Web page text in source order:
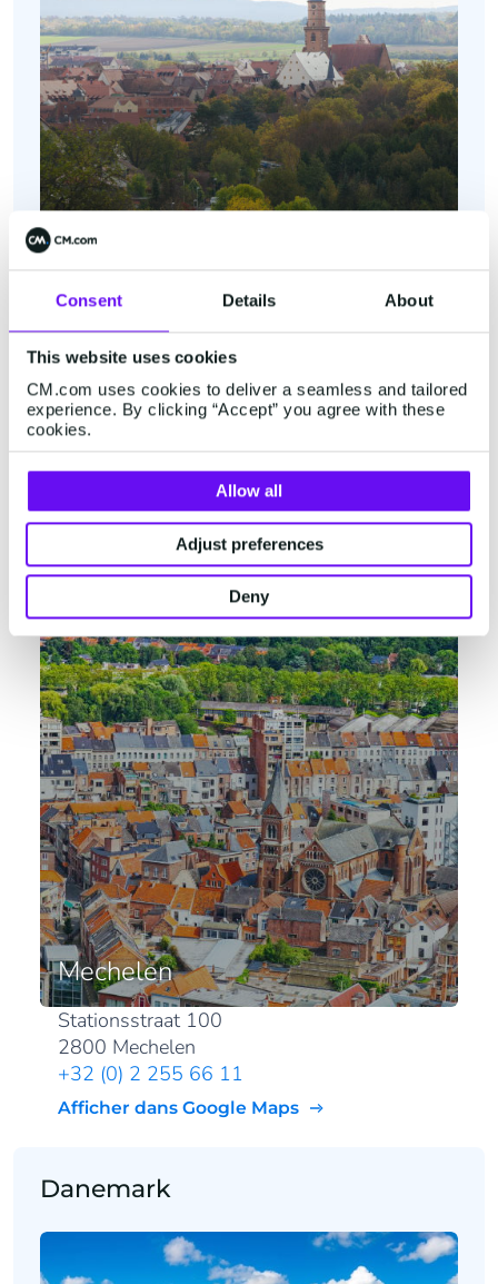
Consent Details About
This website uses cookies
CM.com uses cookies to deliver a seamless and tailored
experience. By clicking “Accept” you agree with these
cookies.
Allow all
Adjust preferences
Deny
Volkach
Industriestrasse 2B
97332 Volkach
+49 32 221 09 6288
Mechelen
Stationsstraat 100
2800 Mechelen
+32 (0) 2 255 66 11
Afficher dans Google Maps
Danemark